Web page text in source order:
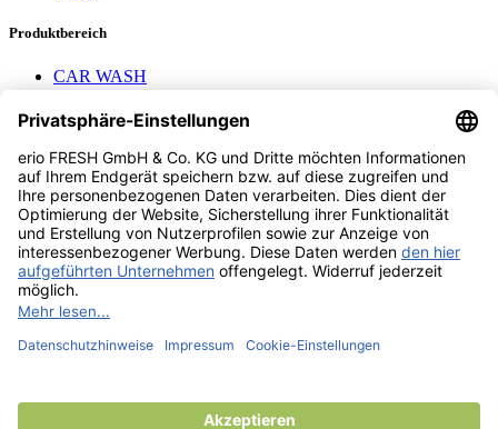
Produktbereich
CAR WASH
AEROTEC
Nayax Cashless
Pay with Me
Contact us
erio FRESH GmbH & Co. KG
Stader Landstr. 7
28719 Bremen
+49 (0) 421 169 817 80